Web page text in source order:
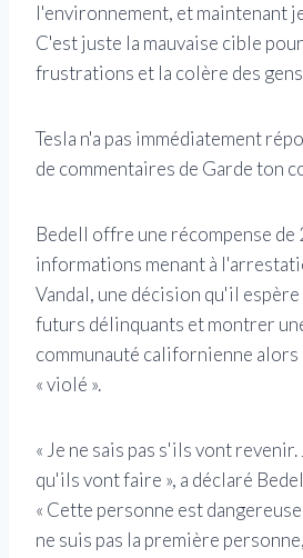
l'environnement, et maintenant
C'est juste la mauvaise cible
frustrations et la colère des
Tesla n'a pas immédiatement
de commentaires de Garde ton
Bedell offre une récompense de
informations menant à
Vandal, une décision qu'il
futurs délinquants et montrer
communauté californienne
« violé ».
« Je ne sais pas s'ils vont revenir.
qu'ils vont faire », a déclaré
« Cette personne est
ne suis pas la première